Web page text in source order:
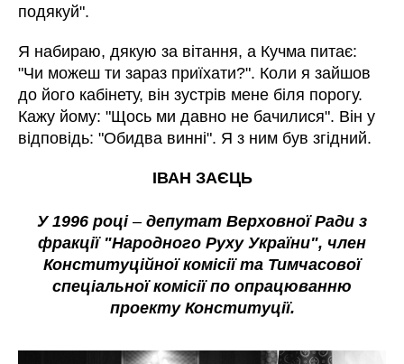
подякуй".
Я набираю, дякую за вітання, а Кучма питає:
"Чи можеш ти зараз приїхати?". Коли я зайшов
до його кабінету, він зустрів мене біля порогу.
Кажу йому: "Щось ми давно не бачилися". Він у
відповідь: "Обидва винні". Я з ним був згідний.
ІВАН ЗАЄЦЬ
У 1996 році – депутат Верховної Ради з
фракції "Народного Руху України", член
Конституційної комісії та Тимчасової
спеціальної комісії по опрацюванню
проекту Конституції.